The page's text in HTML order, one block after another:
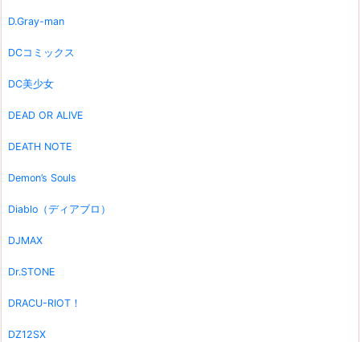
D.Gray-man
DCコミックス
DC美少女
DEAD OR ALIVE
DEATH NOTE
Demon’s Souls
Diablo（ディアブロ）
DJMAX
Dr.STONE
DRACU-RIOT！
DZ12SX